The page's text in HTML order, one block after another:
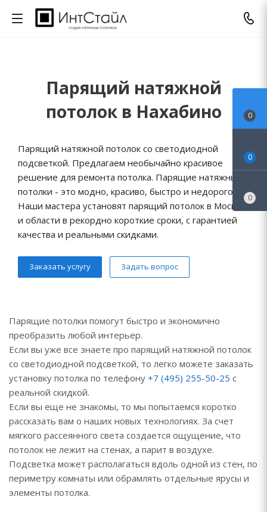
Парящий натяжной
потолок в Нахабино
Парящий натяжной потолок со светодиодной
подсветкой. Предлагаем необычайно красивое
решение для ремонта потолка. Парящие натяжные
потолки - это модно, красиво, быстро и недорого.
Наши мастера установят парящий потолок в Москве
и области в рекордно короткие сроки, с гарантией
качества и реальными скидками.
Заказать услугу Задать вопрос
Парящие потолки помогут быстро и экономично
преобразить любой интерьер.
Если вы уже все знаете про парящий натяжной потолок
со светодиодной подсветкой, то легко можете заказать
установку потолка по телефону +7 (495) 255-50-25 с
реальной скидкой.
Если вы еще не знакомы, то мы попытаемся коротко
рассказать вам о наших новых технологиях. За счет
мягкого рассеянного света создается ощущение, что
потолок не лежит на стенах, а парит в воздухе.
Подсветка может располагаться вдоль одной из стен, по
периметру комнаты или обрамлять отдельные ярусы и
элементы потолка.
0
0
0